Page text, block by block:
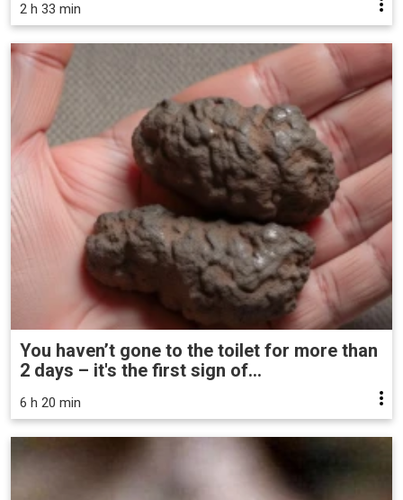
2 h 33 min
You haven’t gone to the toilet for more than
2 days – it's the first sign of...
6 h 20 min